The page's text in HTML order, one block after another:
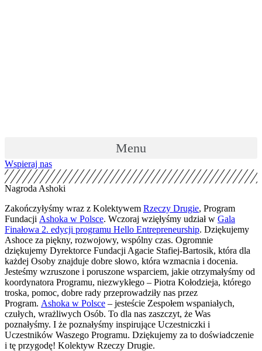
Menu
Wspieraj nas
Nagroda Ashoki
Zakończyłyśmy wraz z Kolektywem Rzeczy Drugie, Program
Fundacji Ashoka w Polsce. Wczoraj wzięłyśmy udział w Gala
Finałowa 2. edycji programu Hello Entrepreneurship. Dziękujemy
Ashoce za piękny, rozwojowy, wspólny czas. Ogromnie
dziękujemy Dyrektorce Fundacji Agacie Stafiej-Bartosik, która dla
każdej Osoby znajduje dobre słowo, która wzmacnia i docenia.
Jesteśmy wzruszone i poruszone wsparciem, jakie otrzymałyśmy od
koordynatora Programu, niezwykłego – Piotra Kołodzieja, którego
troska, pomoc, dobre rady przeprowadziły nas przez
Program. Ashoka w Polsce – jesteście Zespołem wspaniałych,
czułych, wrażliwych Osób. To dla nas zaszczyt, że Was
poznałyśmy. I że poznałyśmy inspirujące Uczestniczki i
Uczestników Waszego Programu. Dziękujemy za to doświadczenie
i tę przygodę! Kolektyw Rzeczy Drugie.